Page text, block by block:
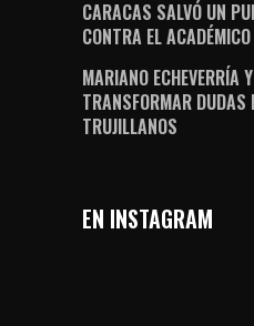
CARACAS SALVÓ UN
CONTRA EL ACADÉMICO
MARIANO ECHEVERRÍA
TRANSFORMAR DUDAS
TRUJILLANOS
EN INSTAGRAM